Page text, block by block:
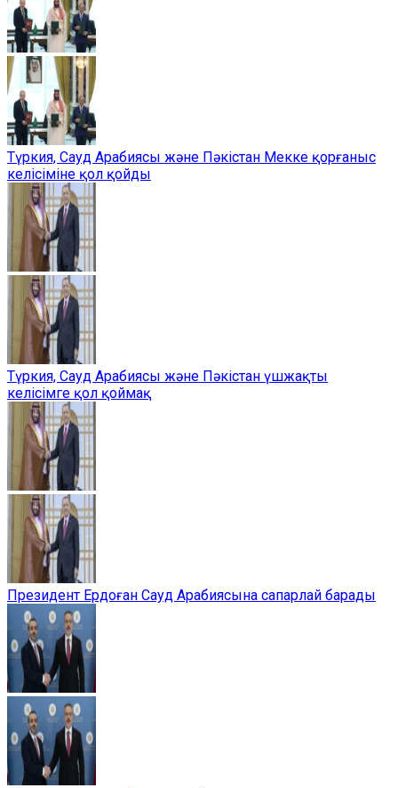
Түркия, Сауд Арабиясы және Пәкістан Мекке қорғаныс
келісіміне қол қойды
Түркия, Сауд Арабиясы және Пәкістан үшжақты
келісімге қол қоймақ
Президент Ердоған Сауд Арабиясына сапарлай барады